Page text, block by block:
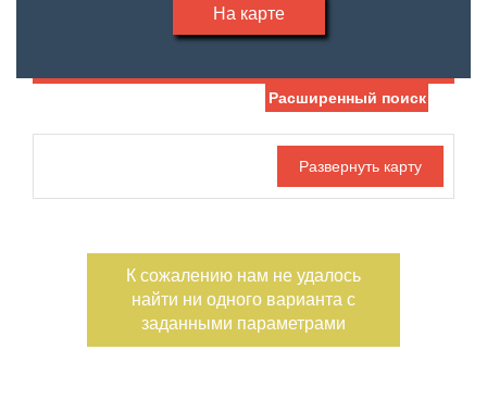
На карте
С фото
Отдельный вход
Расширенный поиск
К сожалению нам не удалось
найти ни одного варианта с
заданными параметрами